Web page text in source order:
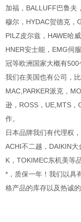
加福，BALLUFF巴鲁夫
穆尔，HYDAC贺德克，
PILZ皮尔兹，HAWE哈
HNER安士能，EMG伺
冠等欧洲国家大概有500
我们在美国也有公司，
MAC,PARKER派克，
逊，ROSS，UE,MTS
作。
日本品牌我们有代理权
ACHI不二越，DAIKIN
K，TOKIMEC东机美等品
*，质保一年！我们以具
格产品的库存以及热诚的